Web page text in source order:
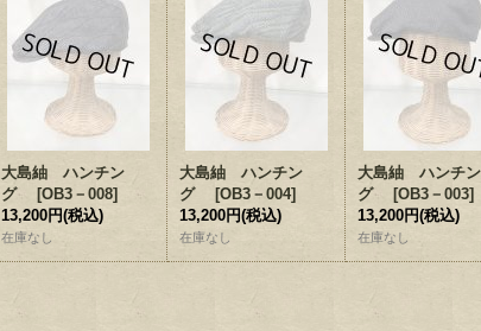
大島紬 ハンチン
グ
[OB3－008]
13,200円(税込)
在庫なし
大島紬 ハンチン
グ
[OB3－004]
13,200円(税込)
在庫なし
大島紬 ハンチン
グ
[OB3－003]
13,200円(税込)
在庫なし